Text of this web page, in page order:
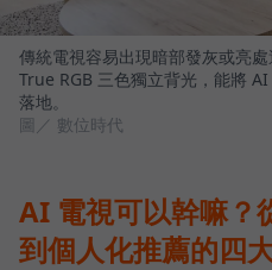
傳統電視容易出現暗部發灰或亮
True RGB 三色獨立背光，能將
落地。
圖／ 數位時代
AI 電視可以幹嘛？
到個人化推薦的四